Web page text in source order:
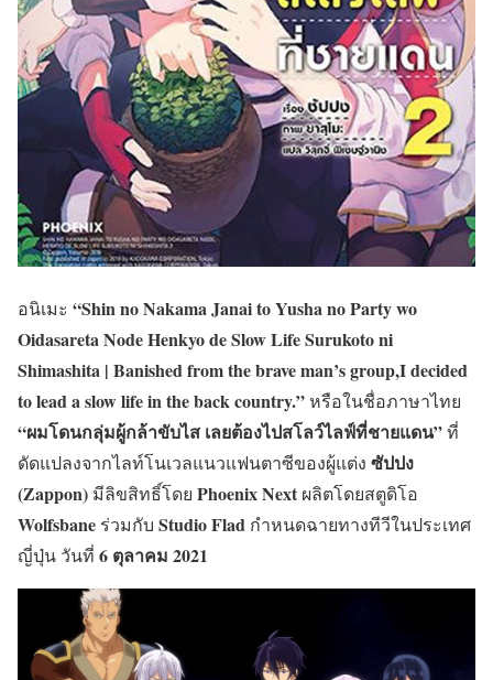
อนิเมะ “Shin no Nakama Janai to Yusha no Party wo
Oidasareta Node Henkyo de Slow Life Surukoto ni
Shimashita | Banished from the brave man’s group,I decided
to lead a slow life in the back country.”หรือในชื่อภาษาไทย
“ผมโดนกลุ่มผู้กล้าขับไส เลยต้องไปสโลว์ไลฟ์ที่ชายแดน”ที่
ดัดแปลงจากไลท์โนเวลแนวแฟนตาซีของผู้แต่ง ซัปปง
(Zappon) มีลิขสิทธิ์โดย Phoenix Next ผลิตโดยสตูดิโอ
Wolfsbane ร่วมกับ Studio Flad กำหนดฉายทางทีวีในประเทศ
ญี่ปุ่น วันที่ 6 ตุลาคม 2021